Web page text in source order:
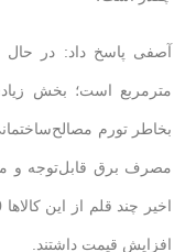
مترمربع است؛ بخش
بخاطر تورم‌
مصرف برق قابل‌توجه و
افزایش قیمت داشتند.